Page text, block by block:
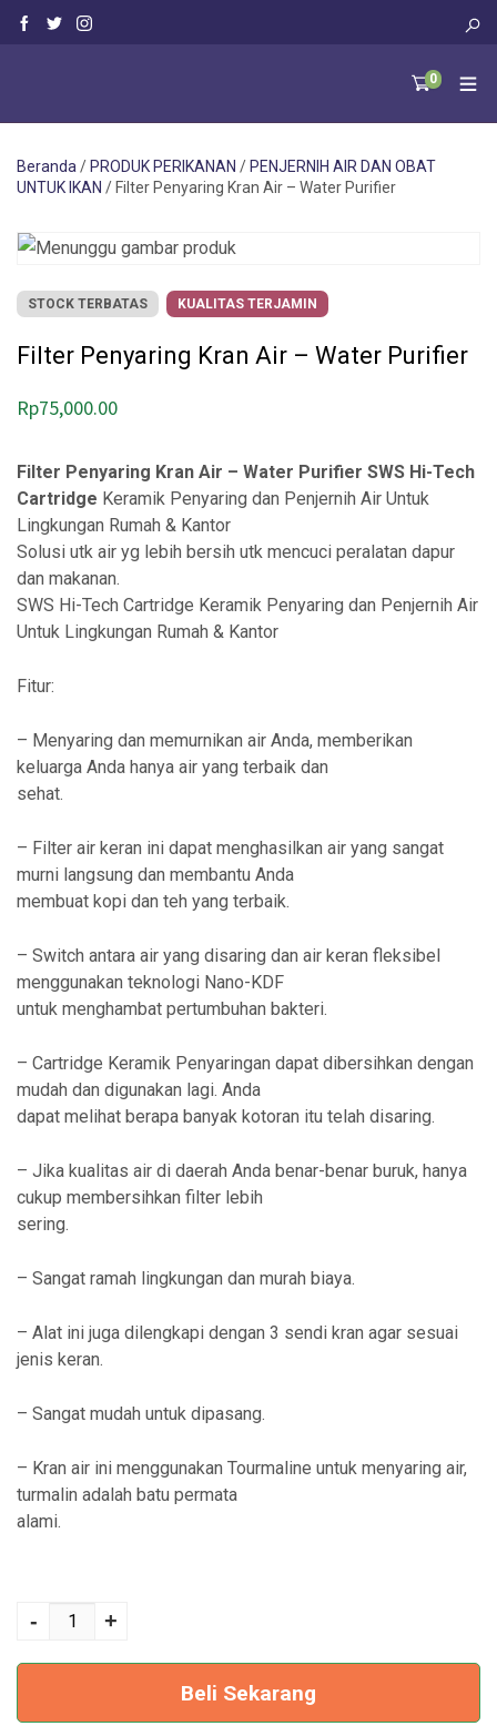
0
Beranda / PRODUK PERIKANAN / PENJERNIH AIR DAN OBAT
UNTUK IKAN / Filter Penyaring Kran Air – Water Purifier
STOCK TERBATAS KUALITAS TERJAMIN
Filter Penyaring Kran Air – Water Purifier
Rp75,000.00
Filter Penyaring Kran Air – Water Purifier SWS Hi-Tech
Cartridge Keramik Penyaring dan Penjernih Air Untuk
Lingkungan Rumah & Kantor
Solusi utk air yg lebih bersih utk mencuci peralatan dapur
dan makanan.
SWS Hi-Tech Cartridge Keramik Penyaring dan Penjernih Air
Untuk Lingkungan Rumah & Kantor
Fitur:
– Menyaring dan memurnikan air Anda, memberikan
keluarga Anda hanya air yang terbaik dan
sehat.
– Filter air keran ini dapat menghasilkan air yang sangat
murni langsung dan membantu Anda
membuat kopi dan teh yang terbaik.
– Switch antara air yang disaring dan air keran fleksibel
menggunakan teknologi Nano-KDF
untuk menghambat pertumbuhan bakteri.
– Cartridge Keramik Penyaringan dapat dibersihkan dengan
mudah dan digunakan lagi. Anda
dapat melihat berapa banyak kotoran itu telah disaring.
– Jika kualitas air di daerah Anda benar-benar buruk, hanya
cukup membersihkan filter lebih
sering.
– Sangat ramah lingkungan dan murah biaya.
– Alat ini juga dilengkapi dengan 3 sendi kran agar sesuai
jenis keran.
– Sangat mudah untuk dipasang.
– Kran air ini menggunakan Tourmaline untuk menyaring air,
turmalin adalah batu permata
alami.
Penyaring Kran Air
- +
Beli Sekarang